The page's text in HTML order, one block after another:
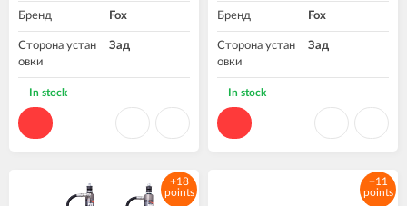
Бренд Fox
Сторона устан
овки
Зад
Материал
Высота подъе
ма, дюйм
0-1.5"
In stock
Бренд Fox
Сторона устан
овки
Зад
Высота подъе
ма, дюйм
In stock
+18
points
+11
points